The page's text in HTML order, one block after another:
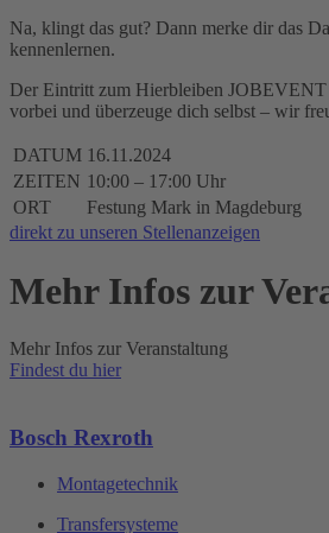
Na, klingt das gut? Dann merke dir das
kennenlernen.
Der Eintritt zum Hierbleiben
vorbei und überzeuge dich selbst – wir
DATUM 16.11.2024
ZEITEN 10:00 – 17:00 Uhr
ORT
Festung Mark in Magdeburg
direkt zu unseren Stellenanzeigen
Mehr Infos zur
Mehr Infos zur Veranstaltung
Findest du hier
Bosch Rexroth
Montagetechnik
Transfersysteme